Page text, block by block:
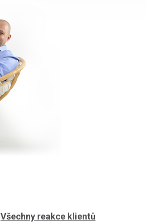
Všechny reakce klientů